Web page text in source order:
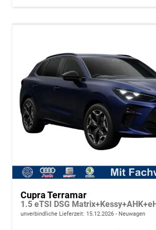
Cupra Terramar
unverbindliche Lieferzeit: 15.12.2026 Neuwagen